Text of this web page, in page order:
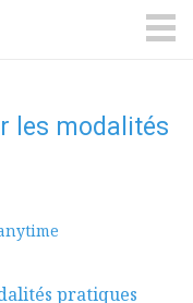
les modalités
pratiques